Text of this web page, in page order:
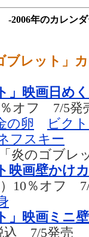
-2006年のカレン
ブレット」
」映画日め
％オフ 7/5
の卵
ビク
フスキー
「炎のゴブ
映画壁かけ
込）10％オ
」映画ミニ
込 7/5発売